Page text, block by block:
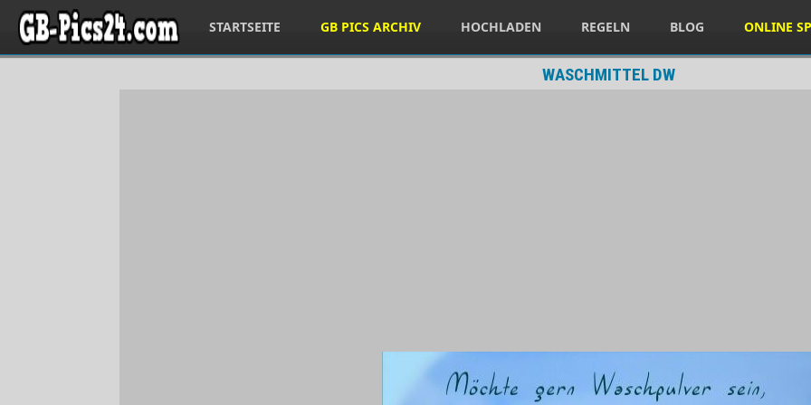
STARTSEITE GB PICS ARCHIV HOCHLADEN REGELN BLOG ONLINE
WASCHMITTEL DW